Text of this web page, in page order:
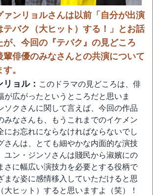
ンリョルさんは以前「自分が出演
テバク（大ヒット）する！」とお話
が、今回の『テバク』の見どころ
俳優のみなさんとの共演について
。
ョル： このドラマの見どころは、俳
が広がったというところだと思いま
ソクさんに関して言えば、今回の作品
みなさんも、もうこれまでのイケメン
にお忘れにならなければならないでし
さんは、とても細やかな内面的な演技
ユン・ジンソさんは賤民から淑嬪にの
さに幅広い演技力を必要とする役柄で
まな姿に感情移入していただけると思
大ヒット）すると思いますよ（笑）！